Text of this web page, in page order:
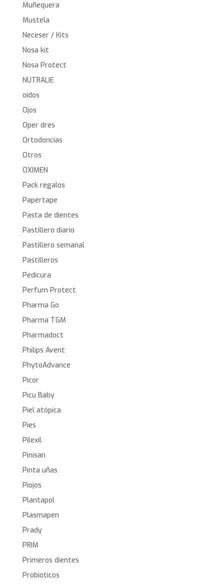
Muñequera
Mustela
Neceser / Kits
Nosa kit
Nosa Protect
NUTRALIE
oídos
Ojos
Oper dres
Ortodoncias
Otros
OXIMEN
Pack regalos
Papertape
Pasta de dientes
Pastillero diario
Pastillero semanal
Pastilleros
Pedicura
Perfum Protect
Pharma Go
Pharma TGM
Pharmadoct
Philips Avent
PhytoAdvance
Picor
Picu Baby
Piel atópica
Pies
Pilexil
Pinisan
Pinta uñas
Piojos
Plantapol
Plasmapen
Prady
PRIM
Primeros dientes
Probioticos